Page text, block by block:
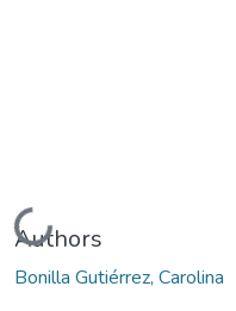
Cargando...
Authors
Bonilla Gutiérrez, Carolina